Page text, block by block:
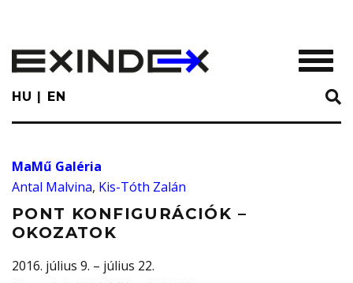
main
content
HU EN
MaMű Galéria
Antal Malvina, Kis-Tóth Zalán
PONT KONFIGURÁCIÓK –
OKOZATOK
2016. július 9. – július 22.